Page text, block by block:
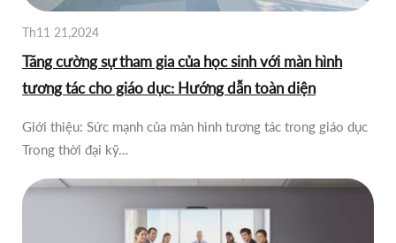
Th11 21,2024
Tăng cường sự tham gia của học sinh với màn hình
tương tác cho giáo dục: Hướng dẫn toàn diện
Giới thiệu: Sức mạnh của màn hình tương tác trong giáo dục
Trong thời đại kỹ…